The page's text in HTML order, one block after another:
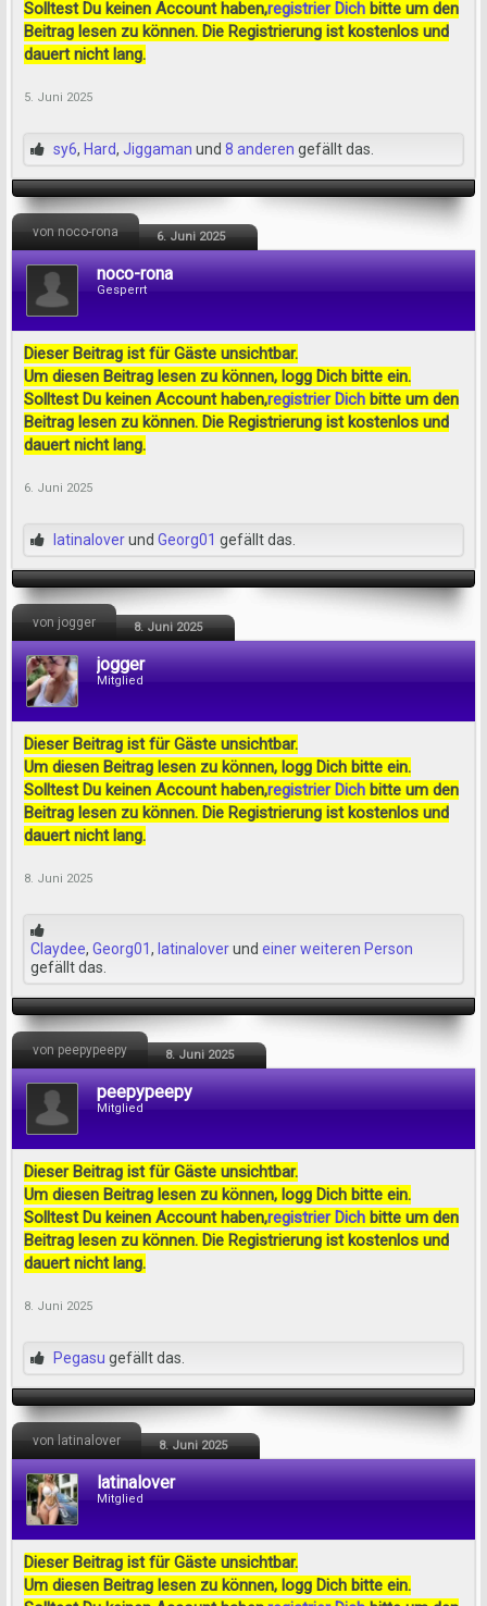
Solltest Du keinen Account haben,registrier Dich bitte um den
Beitrag lesen zu können. Die Registrierung ist kostenlos und
dauert nicht lang.
5. Juni 2025
sy6, Hard, Jiggaman und 8 anderen gefällt das.
von noco-rona 6. Juni 2025
noco-rona
Gesperrt
Dieser Beitrag ist für Gäste unsichtbar.
Um diesen Beitrag lesen zu können, logg Dich bitte ein.
Solltest Du keinen Account haben,registrier Dich bitte um den
Beitrag lesen zu können. Die Registrierung ist kostenlos und
dauert nicht lang.
6. Juni 2025
latinaloverund Georg01 gefällt das.
von jogger 8. Juni 2025
jogger
Mitglied
Dieser Beitrag ist für Gäste unsichtbar.
Um diesen Beitrag lesen zu können, logg Dich bitte ein.
Solltest Du keinen Account haben,registrier Dich bitte um den
Beitrag lesen zu können. Die Registrierung ist kostenlos und
dauert nicht lang.
8. Juni 2025
Claydee, Georg01, latinaloverund einer weiteren Person
gefällt das.
von peepypeepy 8. Juni 2025
peepypeepy
Mitglied
Dieser Beitrag ist für Gäste unsichtbar.
Um diesen Beitrag lesen zu können, logg Dich bitte ein.
Solltest Du keinen Account haben,registrier Dich bitte um den
Beitrag lesen zu können. Die Registrierung ist kostenlos und
dauert nicht lang.
8. Juni 2025
Pegasu gefällt das.
von latinalover 8. Juni 2025
latinalover
Mitglied
Dieser Beitrag ist für Gäste unsichtbar.
Um diesen Beitrag lesen zu können, logg Dich bitte ein.